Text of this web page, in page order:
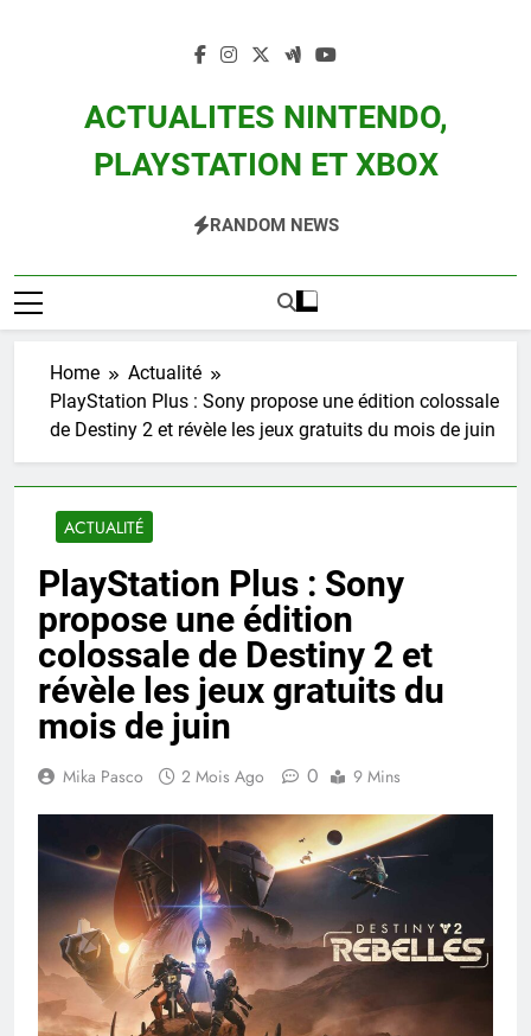
ACTUALITES NINTENDO,
PLAYSTATION ET XBOX
Zelda, Splatoon, Pokemon Entre Autres
RANDOM NEWS
Home
Actualité
PlayStation Plus : Sony propose une édition colossale
de Destiny 2 et révèle les jeux gratuits du mois de juin
ACTUALITÉ
PlayStation Plus : Sony
propose une édition
colossale de Destiny 2 et
révèle les jeux gratuits du
mois de juin
Mika Pasco 2 Mois Ago 0 9 Mins